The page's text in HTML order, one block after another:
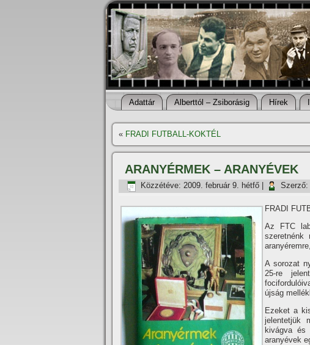
Adattár Alberttól – Zsiborásig Hí­rek
« FRADI FUTBALL-KOKTÉL
ARANYÉRMEK – ARANYÉVEK
Közzétéve: 2009. február 9. hétfő Szerző:
FRADI
Az FTC
szeretnénk
A sorozat
25-re
újság
Ezeket a
jelentetjük
kivágva
aranyévek